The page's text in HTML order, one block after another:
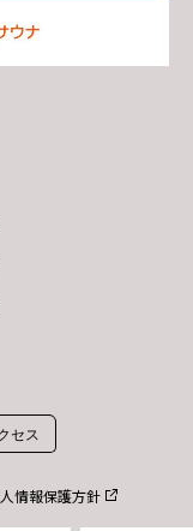
セス
情報保護方針